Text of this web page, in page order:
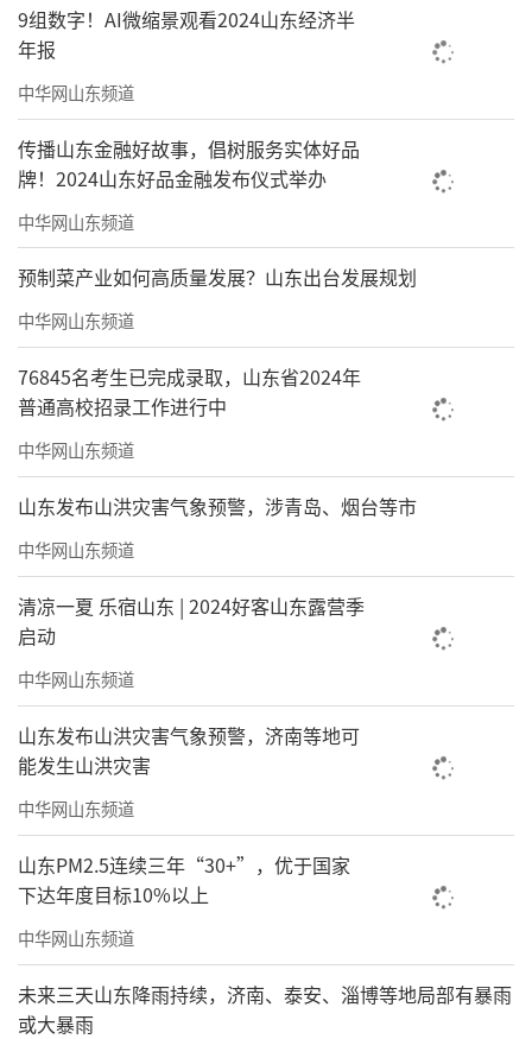
9组数字！AI微缩景观看2024山东经济半
年报
中华网山东频道
传播山东金融好故事，倡树服务实体好品
牌！2024山东好品金融发布仪式举办
中华网山东频道
预制菜产业如何高质量发展？山东出台发展规划
中华网山东频道
76845名考生已完成录取，山东省2024年
普通高校招录工作进行中
中华网山东频道
山东发布山洪灾害气象预警，涉青岛、烟台等市
中华网山东频道
清凉一夏 乐宿山东 | 2024好客山东露营季
启动
中华网山东频道
山东发布山洪灾害气象预警，济南等地可
能发生山洪灾害
中华网山东频道
山东PM2.5连续三年“30+”，优于国家
下达年度目标10%以上
中华网山东频道
未来三天山东降雨持续，济南、泰安、淄博等地局部有暴雨
或大暴雨